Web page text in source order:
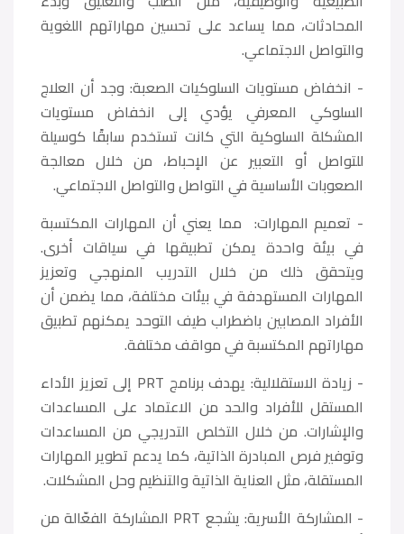
المحادثات، مما يساعد على تحسين مهاراتهم اللغوية
والتواصل الاجتماعي.
- انخفاض مستويات السلوكيات الصعبة: وجد أن العلاج
السلوكي المعرفي يؤدي إلى انخفاض مستويات
المشكلة السلوكية التي كانت تستخدم سابقًا كوسيلة
للتواصل أو التعبير عن الإحباط، من خلال معالجة
الصعوبات الأساسية في التواصل والتواصل الاجتماعي.
- تعميم المهارات: مما يعني أن المهارات المكتسبة
في بيئة واحدة يمكن تطبيقها في سياقات أخرى.
ويتحقق ذلك من خلال التدريب المنهجي وتعزيز
المهارات المستهدفة في بيئات مختلفة، مما يضمن أن
الأفراد المصابين باضطراب طيف التوحد يمكنهم تطبيق
مهاراتهم المكتسبة في مواقف مختلفة.
- زيادة الاستقلالية: يهدف برنامج PRT إلى تعزيز الأداء
المستقل للأفراد والحد من الاعتماد على المساعدات
والإشارات. من خلال التخلص التدريجي من المساعدات
وتوفير فرص المبادرة الذاتية، كما يدعم تطوير المهارات
المستقلة، مثل العناية الذاتية والتنظيم وحل المشكلات.
- المشاركة الأسرية: يشجع PRT المشاركة الفعّالة من